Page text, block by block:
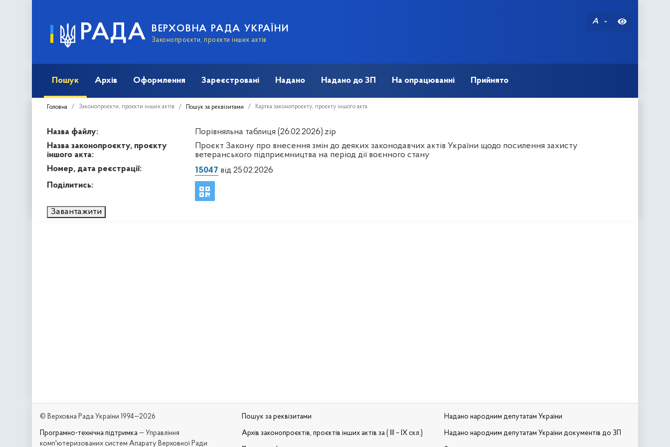
РАДА ВЕРХОВНА РАДА УКРАЇНИ
Законопроєкти, проєкти інших актів
A
Пошук Архів Оформлення Зареєстровані Надано Надано до ЗП На опрацюванні Прийнято
Головна Законопроєкти, проєкти інших актів Пошук за реквізитами Картка законопроєкту, проєкту іншого акта
Назва файлу:
Порівняльна таблиця (26.02.2026).zip
Назва законопроєкту, проєкту
іншого акта:
Проєкт Закону про внесення змін до деяких законодавчих актів України щодо посилення захисту
ветеранського підприємництва на період дії воєнного стану
Номер, дата реєстрації:
15047 від 25.02.2026
Поділитись:
Завантажити
© Верховна Рада України 1994—2026
Програмно-технічна підтримка — Управління
комп'ютеризованих систем Апарату Верховної Ради
Пошук за реквізитами
Архів законопроєктів, проєктів інших актів за ( III – IX скл.)
Надано народним депутатам України
Надано народним депутатам України документів до ЗП